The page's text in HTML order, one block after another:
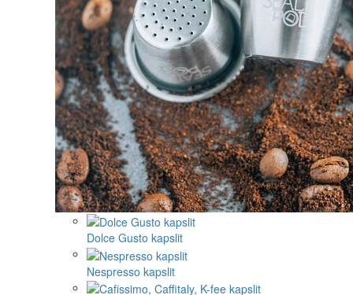
Dolce Gusto kapslit
Nespresso kapslit